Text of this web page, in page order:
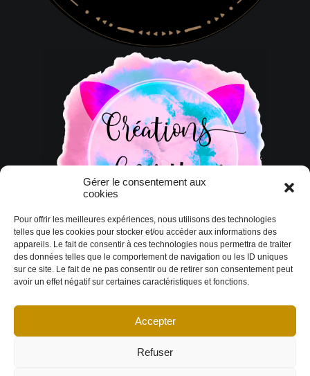
Gérer le consentement aux
cookies
Pour offrir les meilleures expériences, nous utilisons des technologies
telles que les cookies pour stocker et/ou accéder aux informations des
appareils. Le fait de consentir à ces technologies nous permettra de traiter
des données telles que le comportement de navigation ou les ID uniques
sur ce site. Le fait de ne pas consentir ou de retirer son consentement peut
avoir un effet négatif sur certaines caractéristiques et fonctions.
Accepter
Refuser
© Copyright 2026 DESIGN EXTÉRIEUR | Tous droits réservés.
conditions|Politique de cookies Déclaration de confidentialité|Imprint|
Avertissement